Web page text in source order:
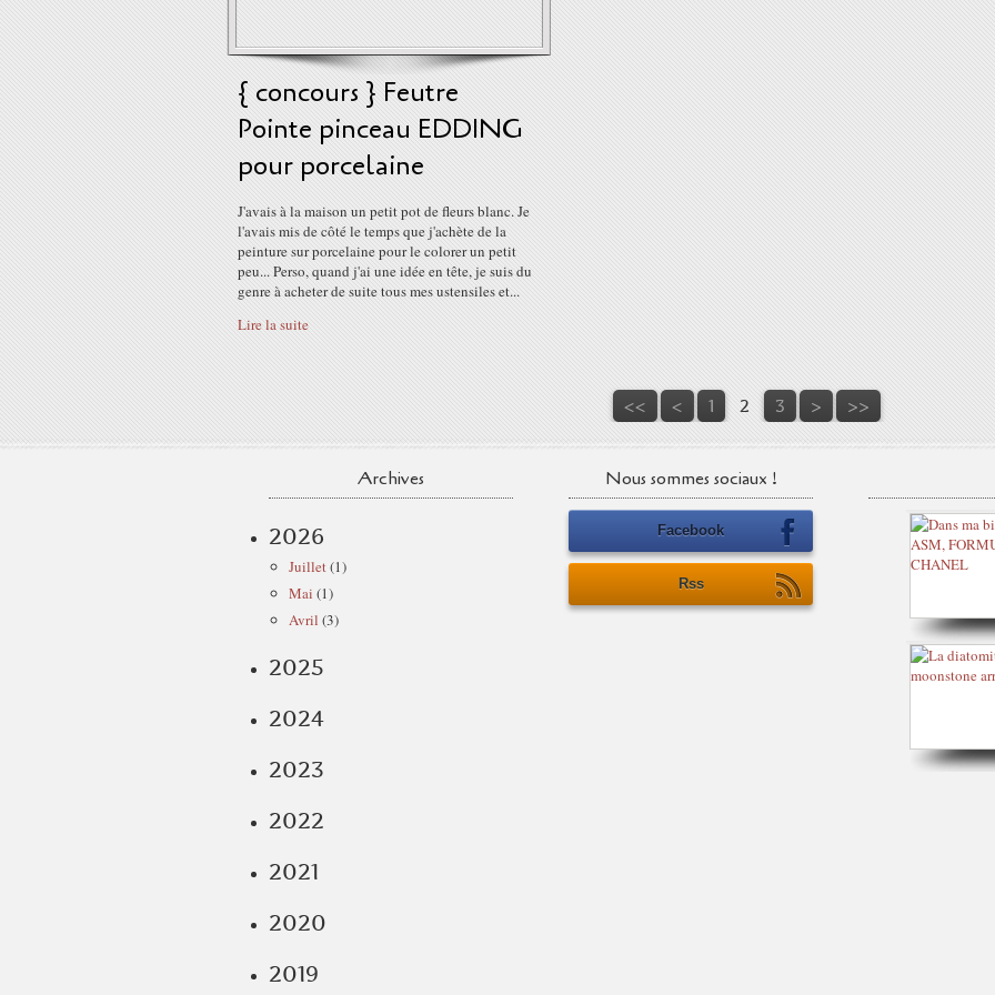
{ concours } Feutre
Pointe pinceau EDDING
pour porcelaine
J'avais à la maison un petit pot de fleurs blanc. Je
l'avais mis de côté le temps que j'achète de la
peinture sur porcelaine pour le colorer un petit
peu... Perso, quand j'ai une idée en tête, je suis du
genre à acheter de suite tous mes ustensiles et...
Lire la suite
<< < 1 2 3 > >>
Archives
2026
Juillet(1)
Mai (1)
Avril (3)
2025
2024
2023
2022
2021
2020
2019
Nous sommes sociaux !
Facebook
Rss